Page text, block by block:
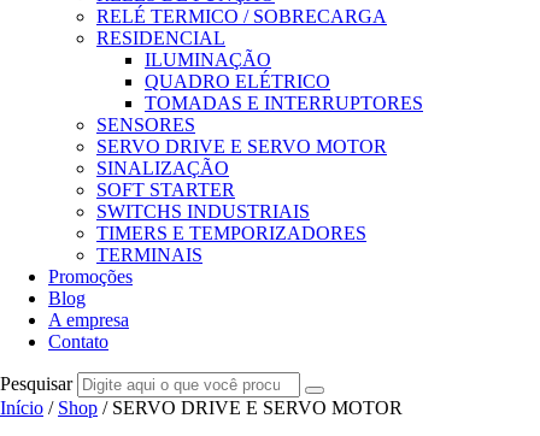
RELÉ TERMICO / SOBRECARGA
RESIDENCIAL
ILUMINAÇÃO
QUADRO ELÉTRICO
TOMADAS E INTERRUPTORES
SENSORES
SERVO DRIVE E SERVO MOTOR
SINALIZAÇÃO
SOFT STARTER
SWITCHS INDUSTRIAIS
TIMERS E TEMPORIZADORES
TERMINAIS
Promoções
Blog
A empresa
Contato
Pesquisar
Início / Shop / SERVO DRIVE E SERVO MOTOR